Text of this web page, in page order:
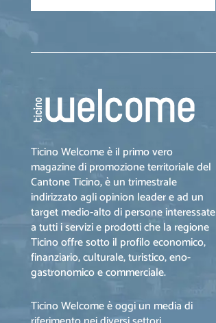
Ticino Welcome è il primo vero
magazine di promozione territoriale del
Cantone Ticino, è un trimestrale
indirizzato agli opinion leader e ad un
target medio-alto di persone interessate
a tutti i servizi e prodotti che la regione
Ticino offre sotto il profilo economico,
finanziario, culturale, turistico, eno-
gastronomico e commerciale.
Ticino Welcome è oggi un media di